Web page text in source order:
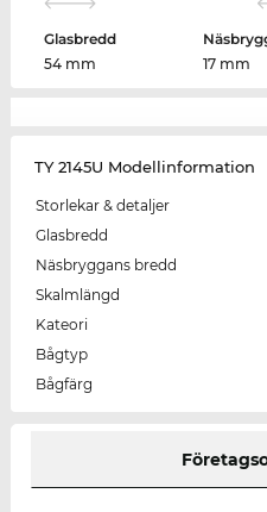
Glasbredd
54 mm
17 mm
TY 2145U Modellinformation
Storlekar & detaljer
Glasbredd
Näsbryggans bredd
Skalmlängd
Kateori
Bågtyp
Bågfärg